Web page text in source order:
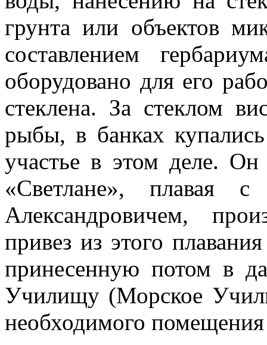
грунта или объектов
составлением
оборудовано для его
стеклена. За стеклом
рыбы, в банках
участье в этом деле.
«Светлане», пла­вая
Александро­вичем,
привез из этого
принесенную потом в
Училищу (Морское
необходимого